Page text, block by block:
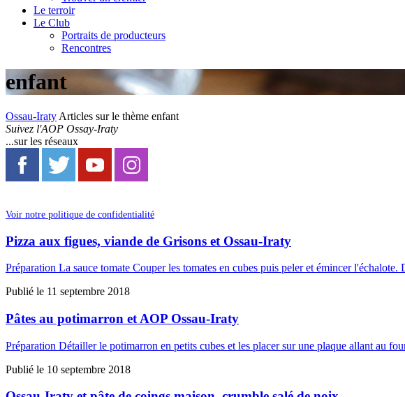
Le terroir
Le Club
Portraits de producteurs
Rencontres
enfant
Ossau-Iraty Articles sur le thème enfant
Suivez l'AOP Ossay-Iraty
...sur les réseaux
Voir notre politique de confidentialité
Pizza aux figues, viande de Grisons et Ossau-Iraty
Préparation La sauce tomate Couper les tomates en cubes puis peler et émincer
Publié le 11 septembre 2018
Pâtes au potimarron et AOP Ossau-Iraty
Préparation Détailler le potimarron en petits cubes et les placer sur une plaque allant au
Publié le 10 septembre 2018